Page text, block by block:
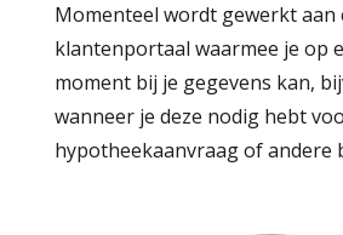
Momenteel wordt gewerkt aan
klantenportaal waarmee je op
moment bij je gegevens kan,
wanneer je deze nodig hebt
hypotheekaanvraag of andere